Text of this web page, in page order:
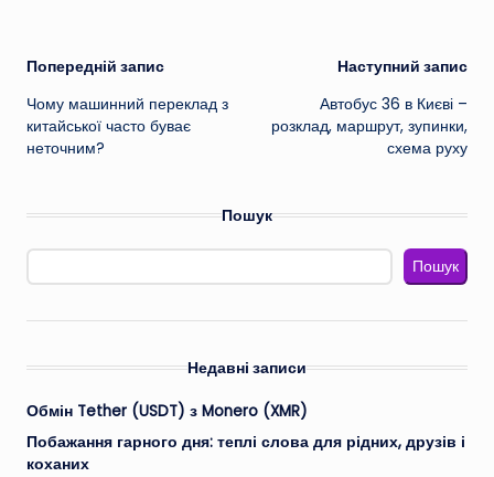
Навігація
по
запису
Попередній запис
Чому машинний переклад з
китайської часто буває
неточним?
Наступний запис
Автобус 36 в Києві –
розклад, маршрут, зупинки,
схема руху
Пошук
Пошук
Недавні записи
Обмін Tether (USDT) з Monero (XMR)
Побажання гарного дня: теплі слова для рідних, друзів і
коханих